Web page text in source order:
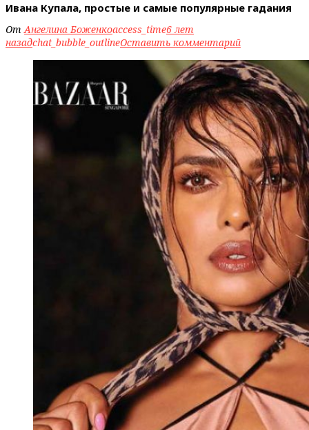
Ивана Купала, простые и самые популярные гадания
ОтАнгелина Боженкоaccess_time6 лет
назадchat_bubble_outlineОставить комментарий